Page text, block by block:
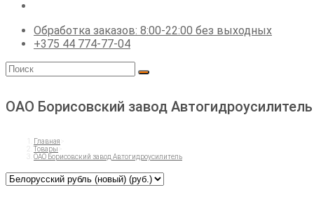
Обработка заказов: 8:00-22:00 без выходных
+375 44 774-77-04
ОАО Борисовский завод Автогидроусилитель
Главная
Товары
ОАО Борисовский завод Автогидроусилитель